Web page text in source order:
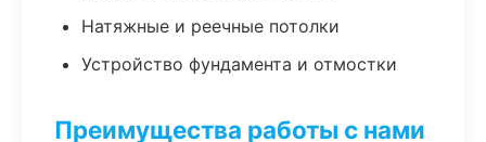
Натяжные и реечные потолки
Устройство фундамента и отмостки
Преимущества работы с нами